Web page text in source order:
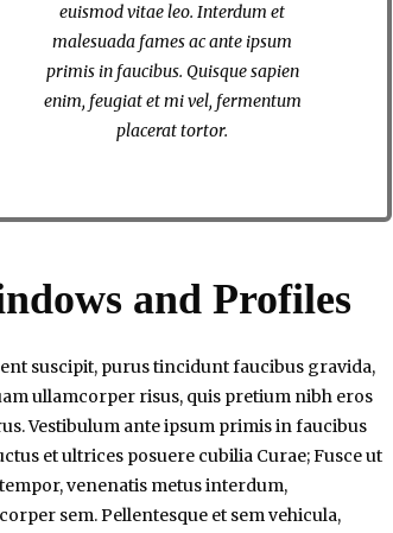
euismod vitae leo. Interdum et
malesuada fames ac ante ipsum
primis in faucibus. Quisque sapien
enim, feugiat et mi vel, fermentum
placerat tortor.
and Profiles
suscipit, purus tincidunt faucibus gravida,
ullamcorper risus, quis pretium nibh eros
Vestibulum ante ipsum primis in faucibus
et ultrices posuere cubilia Curae; Fusce ut
venenatis metus interdum,
sem. Pellentesque et sem vehicula,